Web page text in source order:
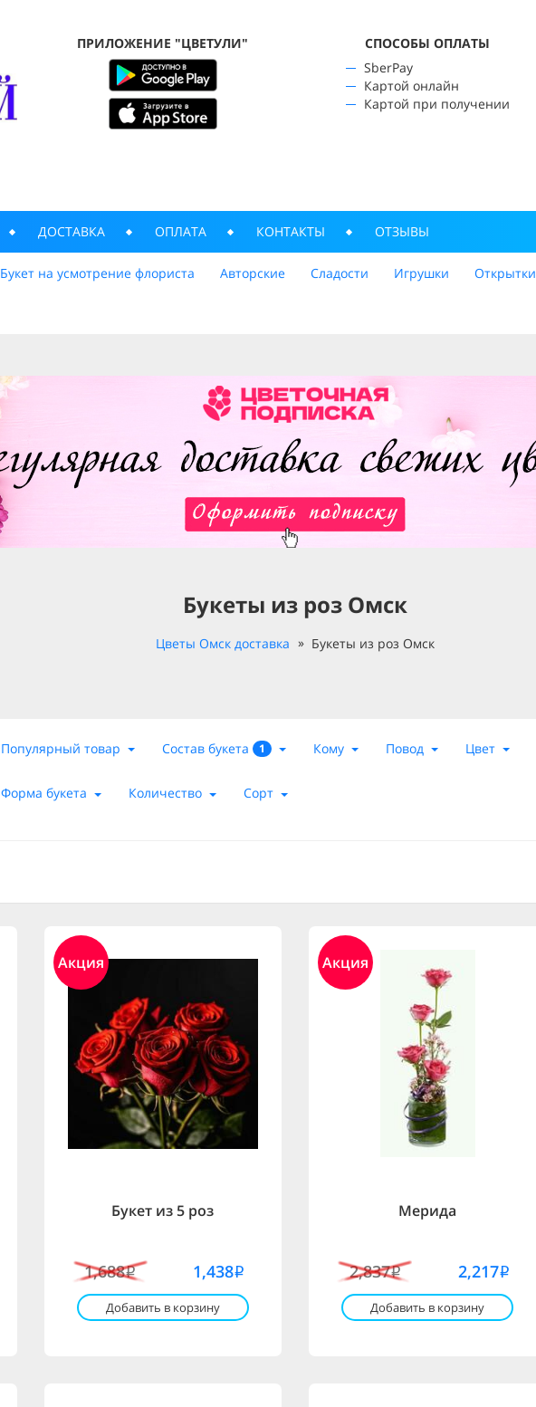
ПРИЛОЖЕНИЕ "ЦВЕТУЛИ"
CПОСОБЫ ОПЛАТЫ
SberPay
Картой онлайн
Картой при получении
ДОСТАВКА ОПЛАТА КОНТАКТЫ ОТЗЫВЫ
Букет на усмотрение флориста Авторские Сладости Игрушки Открытки
Букеты из роз Омск
Цветы Омск доставка Букеты из роз Омск
Популярный товар Состав букета 1 Кому Повод Цвет
Форма букета Количество Сорт
Акция
Букет из 5 роз
1,688i 1,438i
Добавить в корзину
Акция
Мерида
2,837i 2,217i
Добавить в корзину